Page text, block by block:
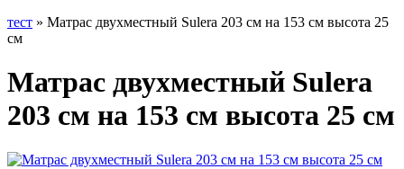
тест » Матрас двухместный Sulera 203 см на 153 см высота 25
см
Матрас двухместный Sulera
203 см на 153 см высота 25 см